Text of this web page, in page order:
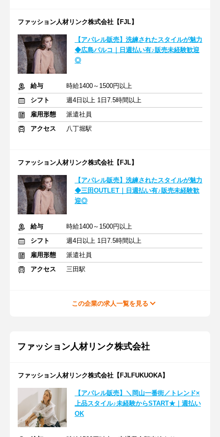
ファッション人材リンク株式会社【FJL】
【アパレル販売】洗練されたスタイルが魅力
◆広島パルコ｜日週払い有♪販売未経験歓迎
◎
給与
時給1400～1500円以上
シフト
週4日以上 1日7.5時間以上
雇用形態
派遣社員
アクセス
八丁堀駅
ファッション人材リンク株式会社【FJL】
【アパレル販売】洗練されたスタイルが魅力
◆三田OUTLET｜日週払い有♪販売未経験歓
迎◎
給与
時給1400～1500円以上
シフト
週4日以上 1日7.5時間以上
雇用形態
派遣社員
アクセス
三田駅
この企業の求人一覧を見る
ファッション人材リンク株式会社
ファッション人材リンク株式会社【FJLFUKUOKA】
【アパレル販売】＼岡山一番街／トレンド×
上品スタイル♪未経験からSTART★｜週払い
OK